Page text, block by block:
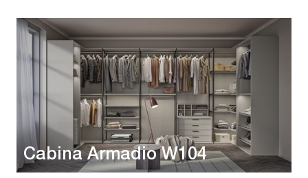
Cabina Armadio W104